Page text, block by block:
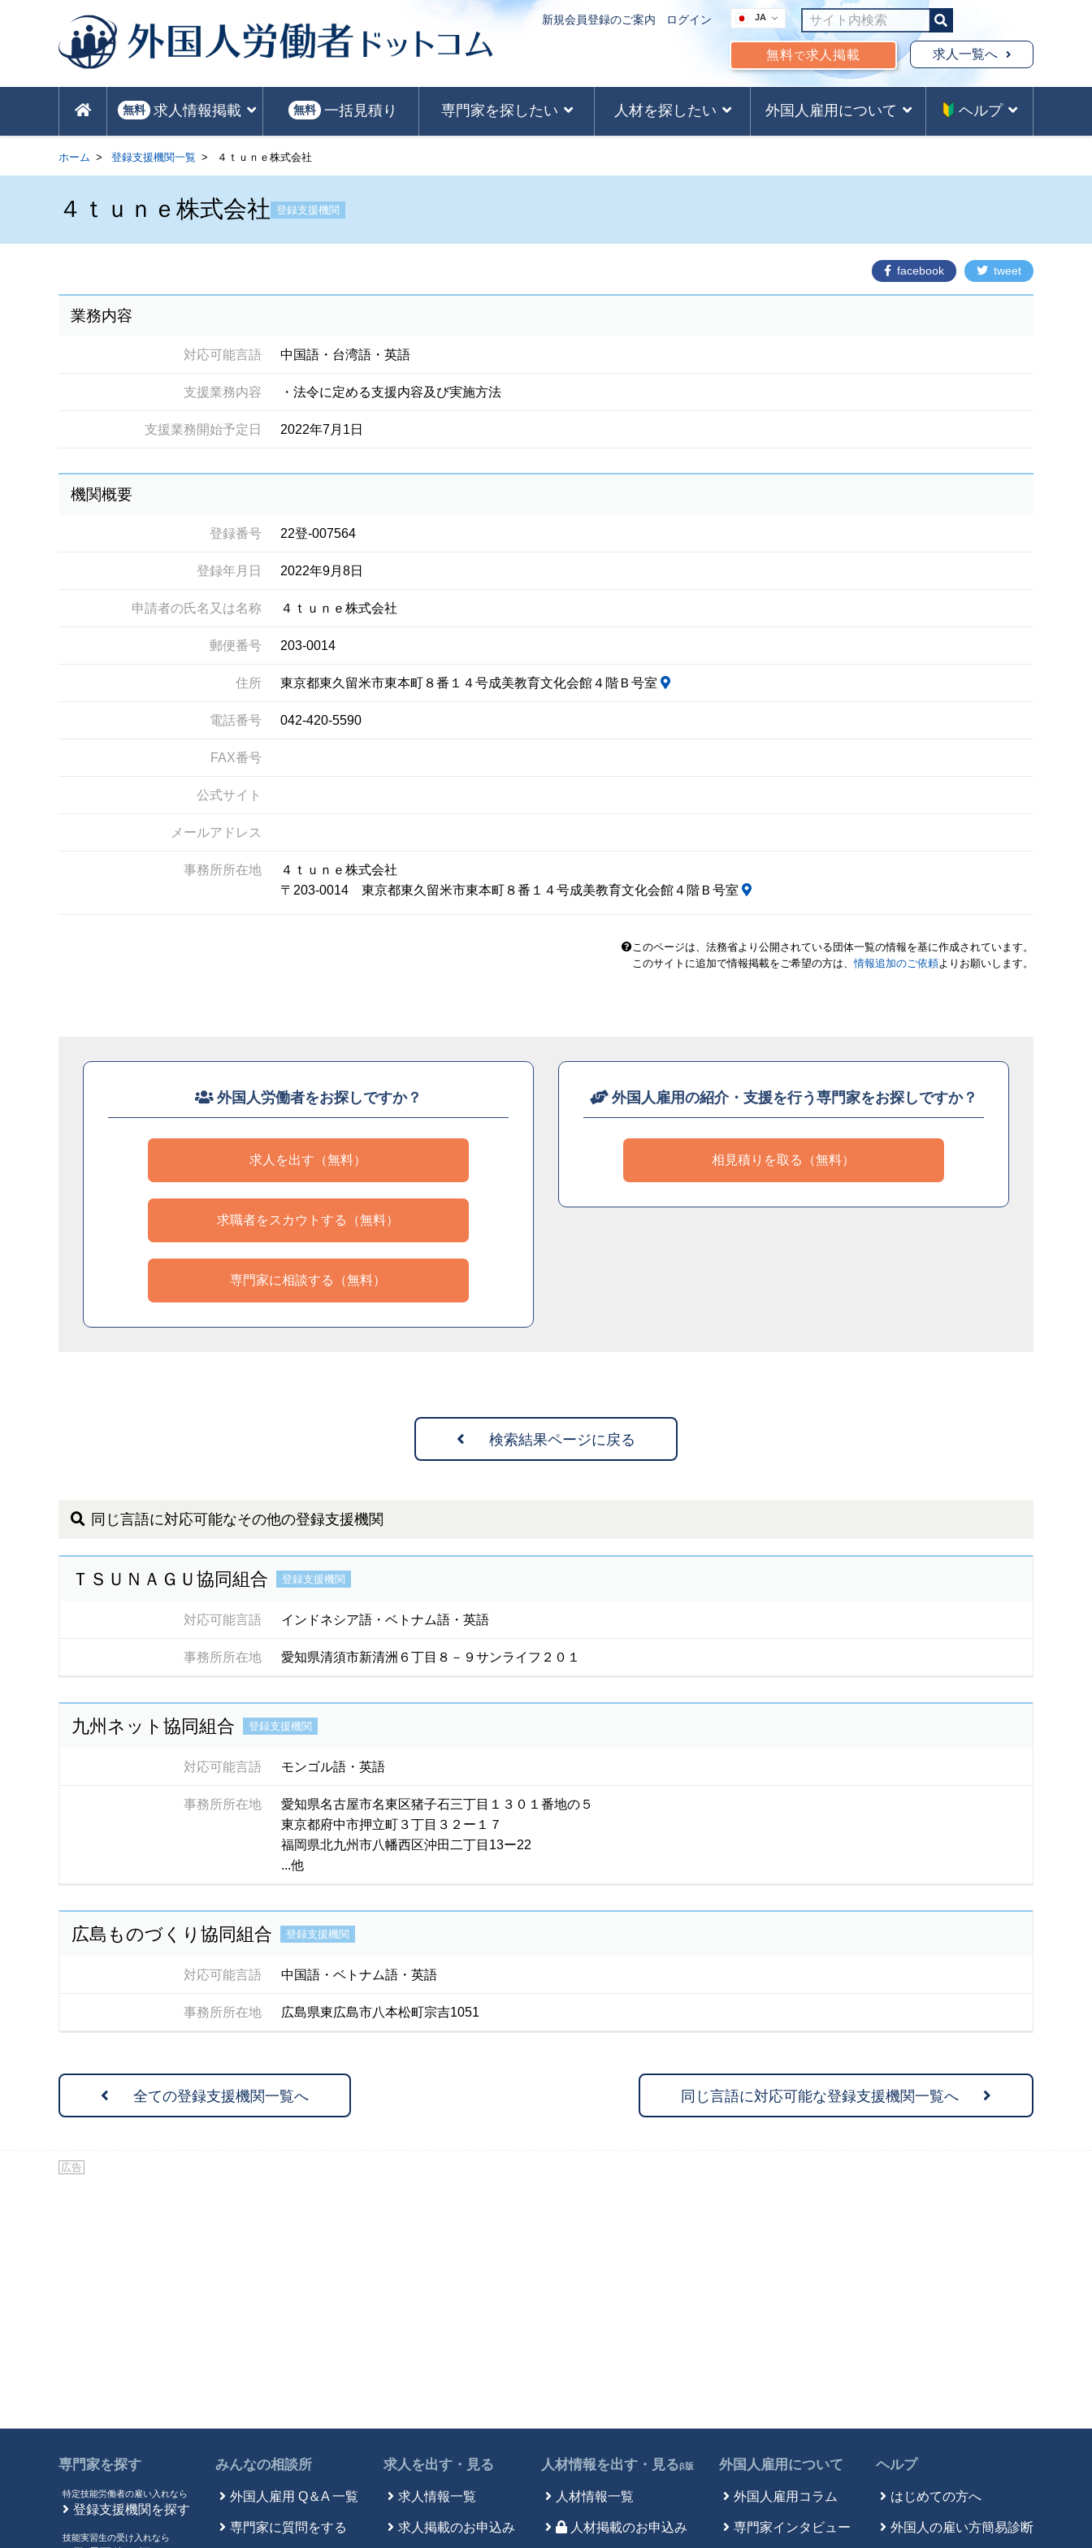
新規会員登録のご案内 ログイン JA
無料で求人掲載 求人一覧へ
無料 求人情報掲載 無料 一括見積り 専門家を探したい 人材を探したい 外国人雇用について ヘルプ
ホーム 登録支援機関一覧 ４ｔｕｎｅ株式会社
４ｔｕｎｅ株式会社 登録支援機関
facebook tweet
業務内容
対応可能言語 中国語・台湾語・英語
支援業務内容 ・法令に定める支援内容及び実施方法
支援業務開始予定日 2022年7月1日
機関概要
登録番号 22登-007564
登録年月日 2022年9月8日
申請者の氏名又は名称 ４ｔｕｎｅ株式会社
郵便番号 203-0014
住所 東京都東久留米市東本町８番１４号成美教育文化会館４階Ｂ号室
電話番号 042-420-5590
FAX番号
公式サイト
メールアドレス
事務所所在地
４ｔｕｎｅ株式会社
〒203-0014 東京都東久留米市東本町８番１４号成美教育文化会館４階Ｂ号室
このページは、法務省より公開されている団体一覧の情報を基に作成されています。
このサイトに追加で情報掲載をご希望の方は、情報追加のご依頼よりお願いします。
外国人労働者をお探しですか？
求人を出す（無料）
求職者をスカウトする（無料）
専門家に相談する（無料）
外国人雇用の紹介・支援を行う専門家をお探しですか？
相見積りを取る（無料）
検索結果ページに戻る
同じ言語に対応可能なその他の登録支援機関
ＴＳＵＮＡＧＵ協同組合 登録支援機関
対応可能言語 インドネシア語・ベトナム語・英語
事務所所在地 愛知県清須市新清洲６丁目８－９サンライフ２０１
九州ネット協同組合 登録支援機関
対応可能言語 モンゴル語・英語
事務所所在地
愛知県名古屋市名東区猪子石三丁目１３０１番地の５
東京都府中市押立町３丁目３２ー１７
福岡県北九州市八幡西区沖田二丁目13ー22
...他
広島ものづくり協同組合 登録支援機関
対応可能言語 中国語・ベトナム語・英語
事務所所在地 広島県東広島市八本松町宗吉1051
全ての登録支援機関一覧へ 同じ言語に対応可能な登録支援機関一覧へ
広告
専門家を探す
特定技能労働者の雇い入れなら
登録支援機関を探す
技能実習生の受け入れなら
みんなの相談所
外国人雇用 Q＆A 一覧
専門家に質問をする
求人を出す・見る
求人情報一覧
求人掲載のお申込み
人材情報を出す・見るβ版
人材情報一覧
人材掲載のお申込み
外国人雇用について
外国人雇用コラム
専門家インタビュー
ヘルプ
はじめての方へ
外国人の雇い方簡易診断